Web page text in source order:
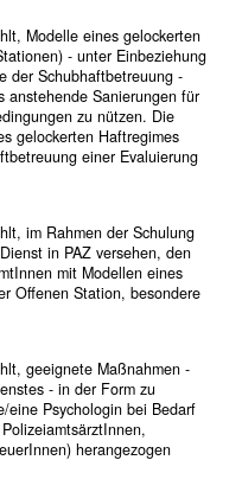
Modelle eines gelockerten
- unter Einbeziehung
der Schubhaftbetreuung -
anstehende Sanierungen für
zu nützen. Die
gelockerten Haftregimes
einer Evaluierung
im Rahmen der Schulung
in PAZ versehen, den
mit Modellen eines
Offenen Station, besondere
geeignete Maßnahmen -
- in der Form zu
eine Psychologin bei Bedarf
herangezogen